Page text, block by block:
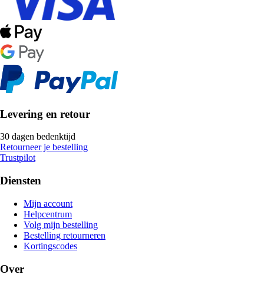
Levering en retour
30 dagen bedenktijd
Retourneer je bestelling
Trustpilot
Diensten
Mijn account
Helpcentrum
Volg mijn bestelling
Bestelling retourneren
Kortingscodes
Over